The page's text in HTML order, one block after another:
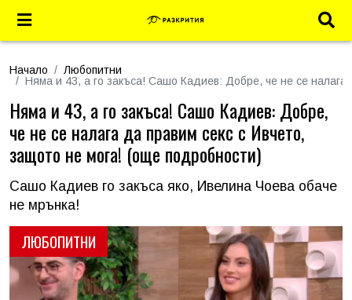
Начало
Любопитни
Няма и 43, а го закъса! Сашо Кадиев: Добре, че не се
ЛЮБОПИТНИ
Няма и 43, а го закъса! Сашо Кадиев: Добре,
че не се налага да правим секс с Ивчето,
защото не мога! (още подробности)
Сашо Кадиев го закъса яко, Ивелина Чоева обаче
не мрънка!